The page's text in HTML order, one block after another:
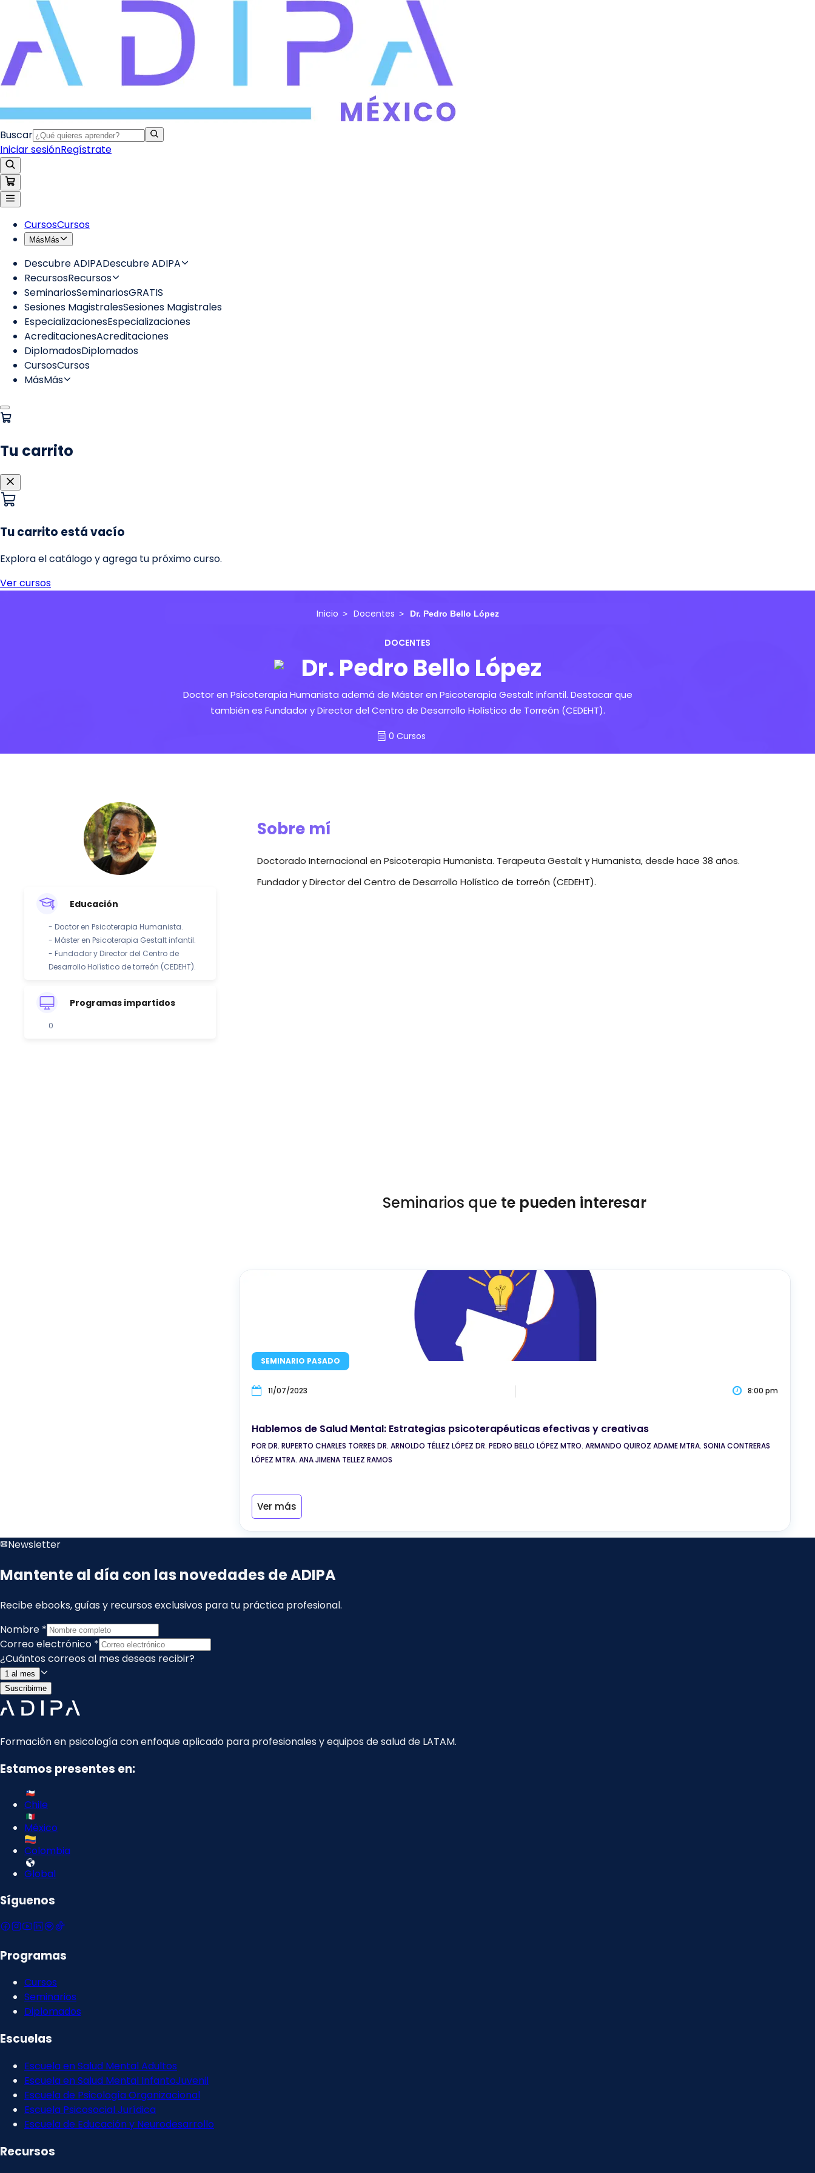
Inicio Docentes Dr. Pedro Bello López
DOCENTES
Dr. Pedro Bello López
Doctor en Psicoterapia Humanista ademá de Máster en Psicoterapia Gestalt infantil. Destacar que
también es Fundador y Director del Centro de Desarrollo Holístico de Torreón (CEDEHT).
0 Cursos
Educación
- Doctor en Psicoterapia Humanista.
- Máster en Psicoterapia Gestalt infantil.
- Fundador y Director del Centro de
Desarrollo Holístico de torreón (CEDEHT).
Programas impartidos
0
Sobre mí
Doctorado Internacional en Psicoterapia Humanista. Terapeuta Gestalt y Humanista, desde hace 38 años.
Fundador y Director del Centro de Desarrollo Holístico de torreón (CEDEHT).
Seminarios que te pueden interesar
SEMINARIO PASADO
11/07/2023 8:00 pm
Hablemos de Salud Mental: Estrategias psicoterapéuticas efectivas y creativas
POR DR. RUPERTO CHARLES TORRES DR. ARNOLDO TÉLLEZ LÓPEZ DR. PEDRO BELLO LÓPEZ MTRO. ARMANDO QUIROZ ADAME MTRA. SONIA CONTRERAS
LÓPEZ MTRA. ANA JIMENA TELLEZ RAMOS
Ver más